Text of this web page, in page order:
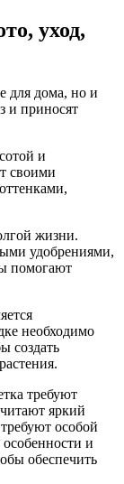
уход,
для дома, но и
и приносят
и
своими
жизни.
удобрениями,
помогают
необходимо
создать
требуют
яркий
особой
и
обеспечить